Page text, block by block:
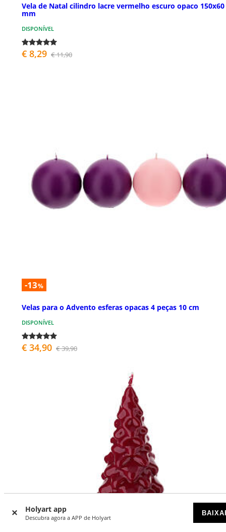
Holyart app
Descubra agora a APP de Holyart
Vela de Natal cilindro lacre vermelho escuro opaco 150x60
mm
DISPONÍVEL
€ 8,29 € 11,90
-13%
Velas para o Advento esferas opacas 4 peças 10 cm
DISPONÍVEL
€ 34,90 € 39,90